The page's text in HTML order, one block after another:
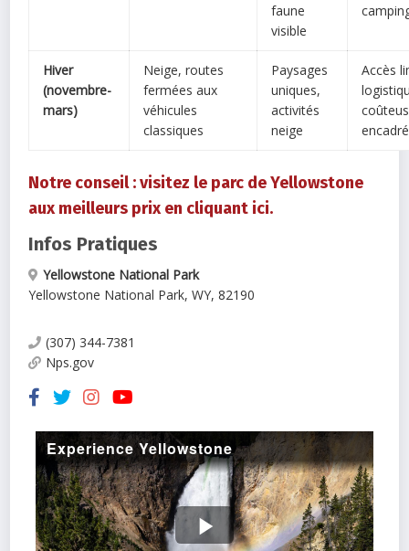
faune
visible
Hiver
(novembre-
mars)
Neige, routes
fermées aux
véhicules
classiques
Paysages
uniques,
activités
neige
Accès
Notre conseil : visitez le parc de Yellowstone
aux meilleurs prix en cliquant ici.
Infos Pratiques
Yellowstone National Park
Yellowstone National Park,WY,82190
(307) 344-7381
Nps.gov